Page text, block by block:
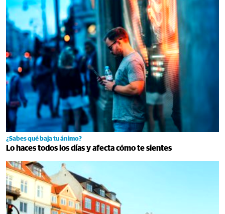
¿Sabes qué baja tu ánimo?
Lo haces todos los días y afecta cómo te sientes